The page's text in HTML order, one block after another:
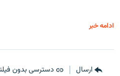
ادامه خبر
ارسال دسترسی بدون